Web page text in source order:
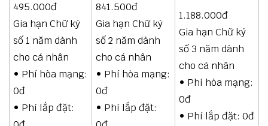
495.000đ
Gia hạn Chữ ký
số 1 năm dành
cho cá nhân
• Phí hòa mạng:
0đ
• Phí lắp đặt:
841.500đ
Gia hạn Chữ ký
số 2 năm dành
cho cá nhân
• Phí hòa mạng:
0đ
• Phí lắp đặt:
1.188.000đ
Gia hạn Chữ ký
số 3 năm dành
cho cá nhân
• Phí hòa mạng:
0đ
• Phí lắp đặt: 0đ